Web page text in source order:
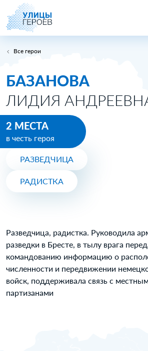
Все герои
БАЗАНОВА
ЛИДИЯ
2 МЕСТА
в честь героя
РАЗВЕДЧИЦА
РАДИСТКА
Разведчица, радистка. Руководила
разведки в Бресте, в тылу врага
командованию информацию о
численности и передвижении
войск, поддерживала связь с
партизанами